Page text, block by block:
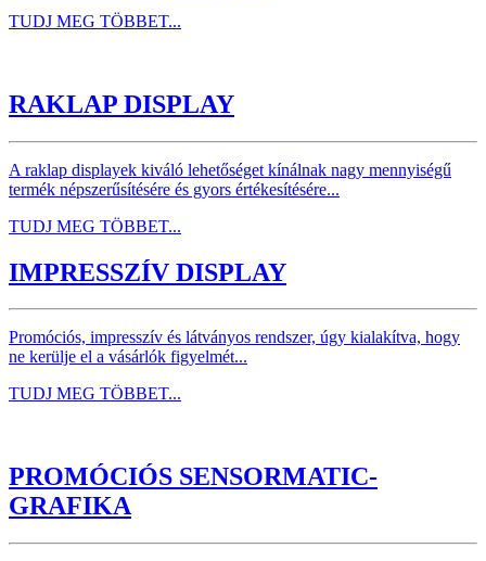
TUDJ MEG TÖBBET...
RAKLAP DISPLAY
A raklap displayek kiváló lehetőséget kínálnak nagy mennyiségű
termék népszerűsítésére és gyors értékesítésére...
TUDJ MEG TÖBBET...
IMPRESSZÍV DISPLAY
Promóciós, impresszív és látványos rendszer, úgy kialakítva, hogy
ne kerülje el a vásárlók figyelmét...
TUDJ MEG TÖBBET...
PROMÓCIÓS SENSORMATIC-
GRAFIKA